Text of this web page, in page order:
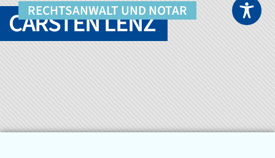
RECHTSANWALT UND NOTAR
CARSTEN LENZ